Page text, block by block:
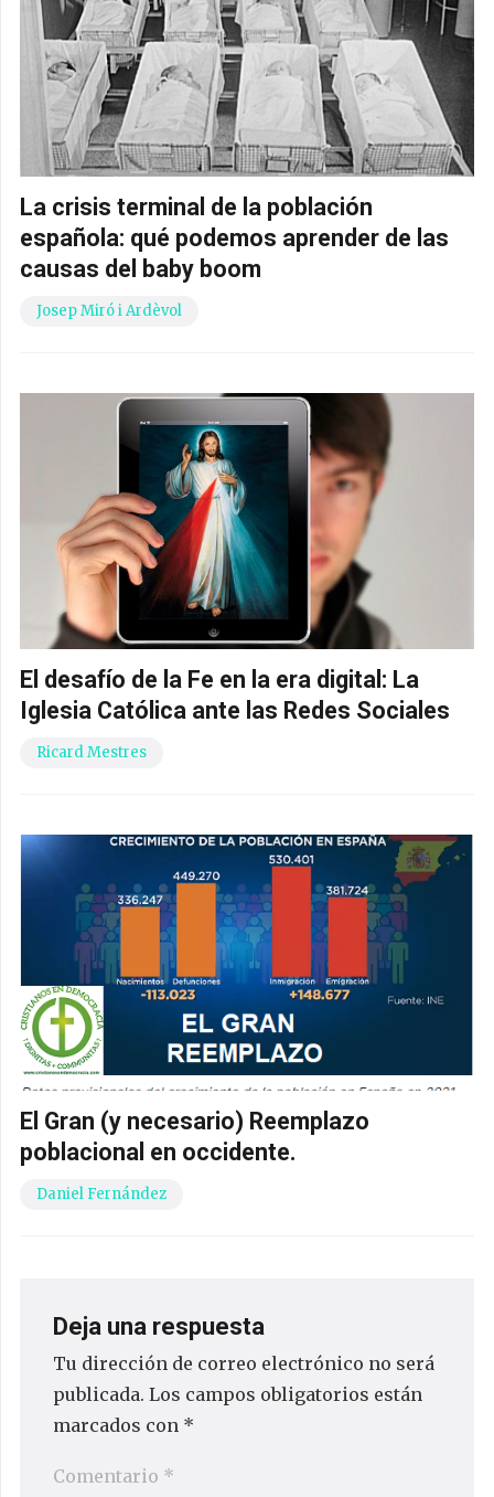
La crisis terminal de la población
española: qué podemos aprender de las
causas del baby boom
Josep Miró i Ardèvol
El desafío de la Fe en la era digital: La
Iglesia Católica ante las Redes Sociales
Ricard Mestres
El Gran (y necesario) Reemplazo
poblacional en occidente.
Daniel Fernández
Deja una respuesta
Tu dirección de correo electrónico no será
publicada. Los campos obligatorios están
marcados con *